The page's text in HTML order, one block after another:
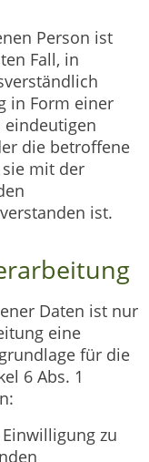
Person ist
Fall, in
in Form einer
eindeutigen
die betroffene
sie mit der
ist.
Daten ist nur
eine
für die
6 Abs. 1
zu